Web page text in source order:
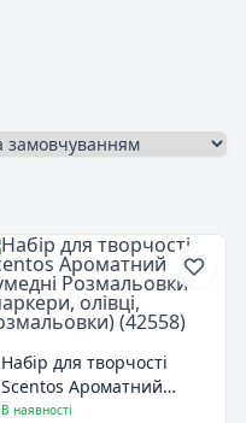
Набір для творчості
Scentos Ароматний
Кумедні Розмальовки
В наявності